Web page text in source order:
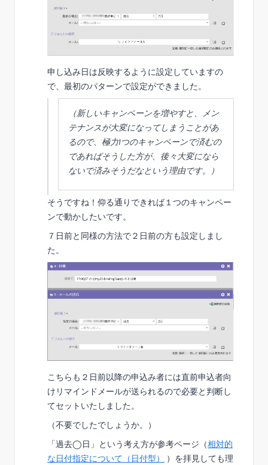
申し込み日は反映するように設定していますの
で、最初のパターンで設定ができました。
（新しいキャンペーンを増やすと、メン
テナンスが大変になってしまうことがあ
るので、極力1つのキャンペーンで済むの
であればそうした方が、後々大変になら
ないで済みそうだなという理由です。）
そうですね！仰る通りできれば１つのキャンペー
ンで動かしたいです。
７日前と同様の方法で２日前の方も設定しまし
た。
こちらも２日前以降の申込み者には直前申込者向
けリマインドメールが送られるので必要と判断し
てセットいたしました。
（不要でしたでしょうか。）
「過去◯日」という考え方が参考ページ（相対的
な日付指定について（日付型）
​​​ ）を拝見しても理